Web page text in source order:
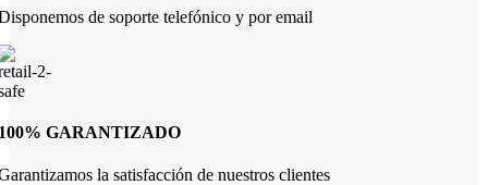
de soporte telefónico y por email
GARANTIZADO
la satisfacción de nuestros clientes